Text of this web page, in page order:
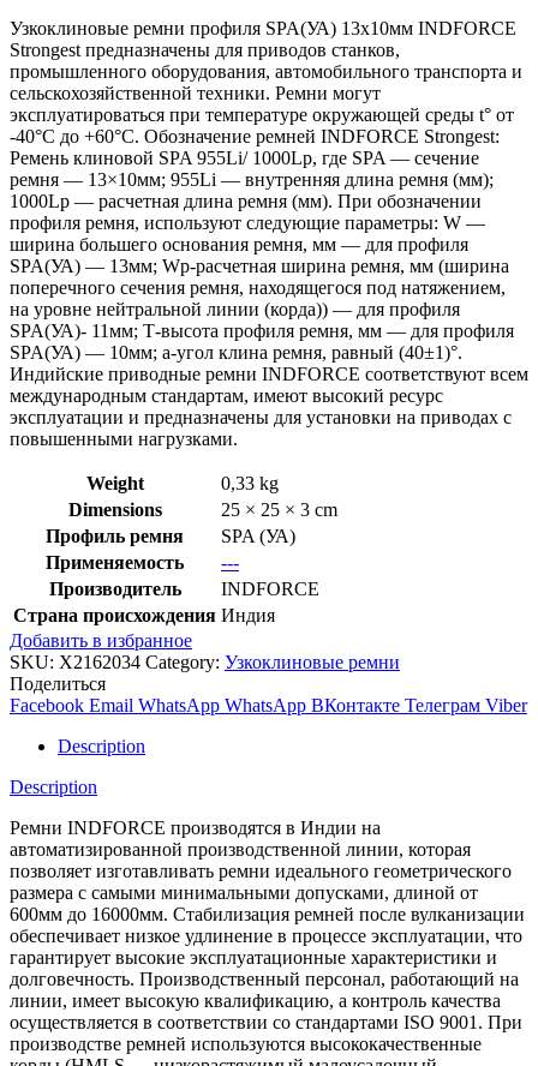
Узкоклиновые ремни профиля SPA(УА) 13х10мм INDFORCE
Strongest предназначены для приводов станков,
промышленного оборудования, автомобильного транспорта и
сельскохозяйственной техники. Ремни могут
эксплуатироваться при температуре окружающей среды t° от
-40°С до +60°С. Обозначение ремней INDFORCE Strongest:
Ремень клиновой SPA 955Li/ 1000Lp, где SPA — сечение
ремня — 13×10мм; 955Li — внутренняя длина ремня (мм);
1000Lp — расчетная длина ремня (мм). При обозначении
профиля ремня, используют следующие параметры: W —
ширина большего основания ремня, мм — для профиля
SPA(УА) — 13мм; Wp-расчетная ширина ремня, мм (ширина
поперечного сечения ремня, находящегося под натяжением,
на уровне нейтральной линии (корда)) — для профиля
SPA(УА)- 11мм; Т-высота профиля ремня, мм — для профиля
SPA(УА) — 10мм; a-угол клина ремня, равный (40±1)°.
Индийские приводные ремни INDFORCE соответствуют всем
международным стандартам, имеют высокий ресурс
эксплуатации и предназначены для установки на приводах с
повышенными нагрузками.
Weight
0,33 kg
Dimensions
25 × 25 × 3 cm
Профиль ремня
SPA (УА)
Применяемость
---
Производитель
INDFORCE
Страна происхождения Индия
Добавить в избранное
SKU: X2162034 Category: Узкоклиновые ремни
Поделиться
Facebook Email WhatsApp WhatsApp ВКонтакте Телеграм Viber
Description
Description
Ремни INDFORCE производятся в Индии на
автоматизированной производственной линии, которая
позволяет изготавливать ремни идеального геометрического
размера с самыми минимальными допусками, длиной от
600мм до 16000мм. Стабилизация ремней после вулканизации
обеспечивает низкое удлинение в процессе эксплуатации, что
гарантирует высокие эксплуатационные характеристики и
долговечность. Производственный персонал, работающий на
линии, имеет высокую квалификацию, а контроль качества
осуществляется в соответствии со стандартами ISO 9001. При
производстве ремней используются высококачественные